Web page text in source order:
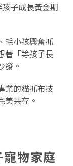
子成長黃金期
毛小孩興奮抓
著「等孩子長
發。
業的貓抓布技
美共存。
物家庭